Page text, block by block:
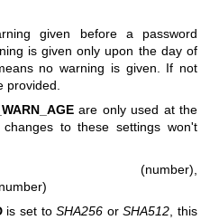
given before a password
is given only upon the day of
no warning is given. If not
provided.
are only used at the
to these settings won't
is set toSHA256 orSHA512, this